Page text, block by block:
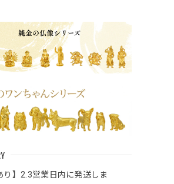
り】2.3営業日内に発送しま